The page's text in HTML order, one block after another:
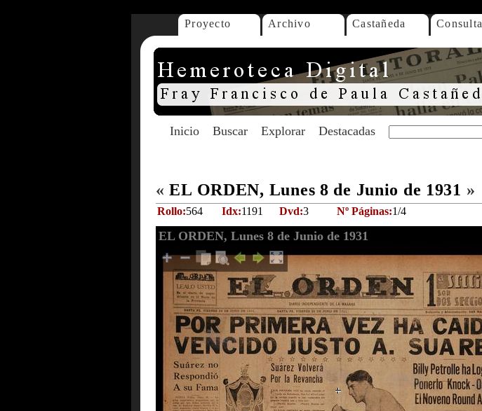
Proyecto Archivo Castañeda Consulta
Inicio Buscar Explorar Destacadas
« EL ORDEN, Lunes 8 de Junio de 1931 »
Rollo:564 Idx:1191 Dvd:3 Nº Páginas:1/4
EL ORDEN, Lunes 8 de Junio de 1931